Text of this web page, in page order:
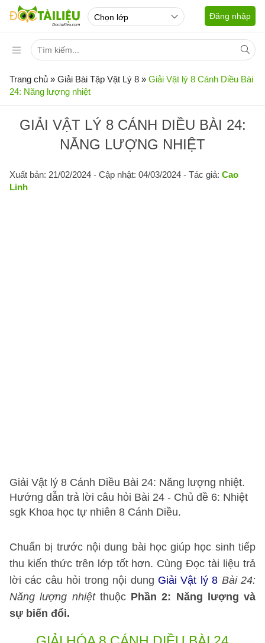
Đăng nhập
Trang chủ » Giải Bài Tập Vật Lý 8 » Giải Vật lý 8 Cánh Diều Bài
24: Năng lượng nhiệt
GIẢI VẬT LÝ 8 CÁNH DIỀU BÀI 24:
NĂNG LƯỢNG NHIỆT
Xuất bản: 21/02/2024 - Cập nhật: 04/03/2024 - Tác giả: Cao
Linh
Giải Vật lý 8 Cánh Diều Bài 24: Năng lượng nhiệt.
Hướng dẫn trả lời câu hỏi Bài 24 - Chủ đề 6: Nhiệt
sgk Khoa học tự nhiên 8 Cánh Diều.
Chuẩn bị trước nội dung bài học giúp học sinh tiếp
thu kiến thức trên lớp tốt hơn. Cùng Đọc tài liệu trả
lời các câu hỏi trong nội dung Giải Vật lý 8 Bài 24:
Năng lượng nhiệt thuộc Phần 2: Năng lượng và
sự biến đổi.